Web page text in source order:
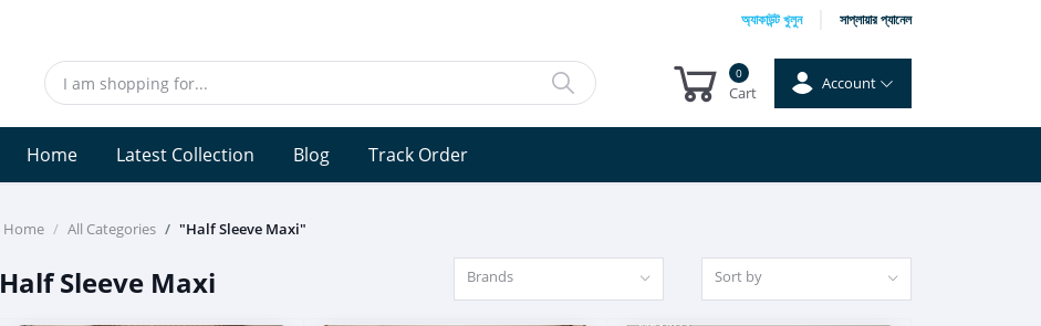
অ্যাকাউন্ট খুলুন সাপ্লায়ার প্যানেল
0
Cart
Account
Home Latest Collection Blog Track Order
Home All Categories "Half Sleeve Maxi"
Half Sleeve Maxi Brands Sort by